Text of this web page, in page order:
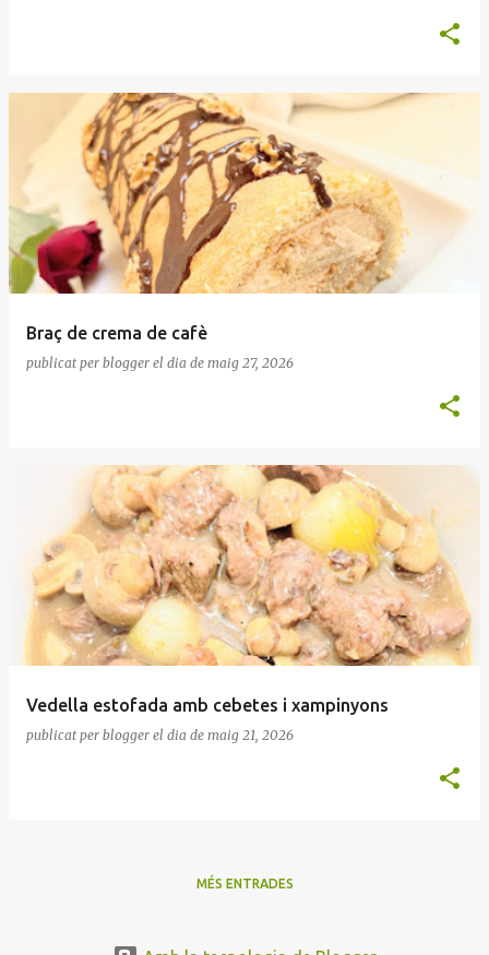
Braç de crema de cafè
publicat per blogger el dia de maig 27, 2026
Vedella estofada amb cebetes i xampinyons
publicat per blogger el dia de maig 21, 2026
MÉS ENTRADES